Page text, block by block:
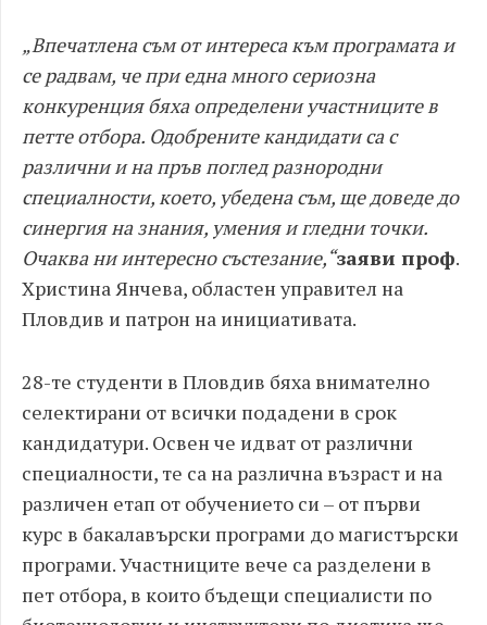
„Впечатлена съм от интереса към програмата и
се радвам, че при една много сериозна
конкуренция бяха определени участниците в
петте отбора. Одобрените кандидати са с
различни и на пръв поглед разнородни
специалности, което, убедена съм, ще доведе до
синергия на знания, умения и гледни точки.
Очаква ни интересно състезание,“заяви проф.
Христина Янчева, областен управител на
Пловдив и патрон на инициативата.
28-те студенти в Пловдив бяха внимателно
селектирани от всички подадени в срок
кандидатури. Освен че идват от различни
специалности, те са на различна възраст и на
различен етап от обучението си – от първи
курс в бакалавърски програми до магистърски
програми. Участниците вече са разделени в
пет отбора, в които бъдещи специалисти по